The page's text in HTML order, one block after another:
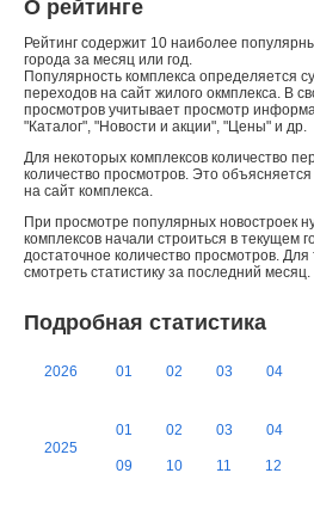
О рейтинге
Рейтинг содержит 10 наиболее
города за месяц или год.
Популярность комплекса определяется
переходов на сайт жилого окмплекса. В
просмотров учитывает просмотр
"Каталог", "Новости и акции", "Цены" и др.
Для некоторых комплексов количество
количество просмотров. Это
на сайт комплекса.
При просмотре популярных новостроек
комплексов начали строиться в текущем
достаточное количество просмотров.
смотреть статистику за последний месяц.
Подробная статистика
2026 01 02 03 04
2025
01 02 03 04
09 10 11 12